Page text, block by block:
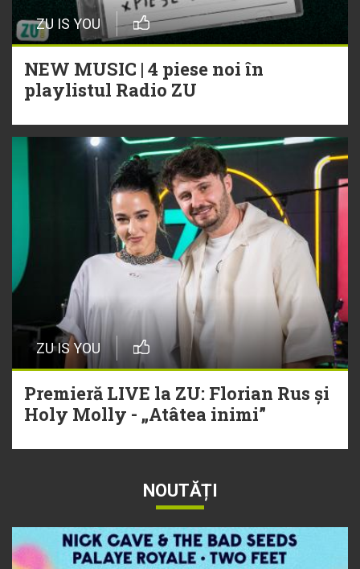
ZU IS YOU
NEW MUSIC | 4 piese noi în
playlistul Radio ZU
ZU IS YOU
Premieră LIVE la ZU: Florian Rus și
Holy Molly - „Atâtea inimi”
NOUTĂȚI